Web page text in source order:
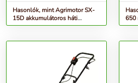
Hasonlók, mint Agrimotor SX-
15D akkumulátoros háti
Permetező - narancssárga
650